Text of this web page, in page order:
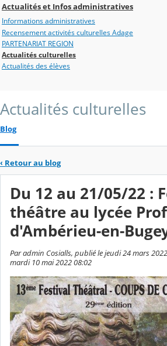
Actualités et Infos administratives
Informations administratives
Recensement activités culturelles Adage
PARTENARIAT REGION
Actualités culturelles
Actualités des élèves
Actualités culturelles
Blog
‹ Retour au blog
Du 12 au 21/05/22 :
théâtre au lycée
d'Ambérieu-en-
Par admin Cosialls, publié le jeudi 24 mars
mardi 10 mai 2022 08:02